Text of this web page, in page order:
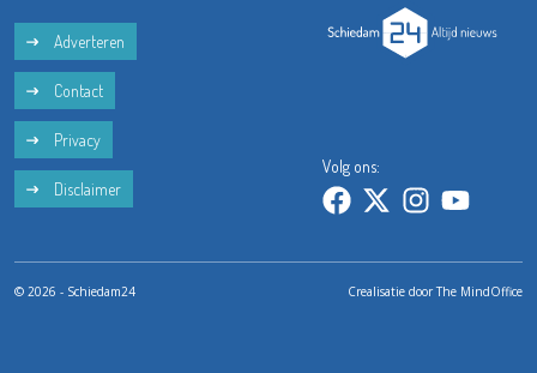
Adverteren
Contact
Privacy
Disclaimer
Volg ons:
© 2026 - Schiedam24 Crealisatie doorThe MindOffice